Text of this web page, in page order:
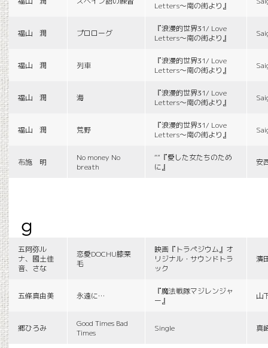
Letters〜南の街より』
福山 潤 プロローグ
『浪漫的世界31/ Love
Letters〜南の街より』
福山 潤 列車
『浪漫的世界31/ Love
Letters〜南の街より』
福山 潤 海
『浪漫的世界31/ Love
Letters〜南の街より』
福山 潤 荒野
『浪漫的世界31/ Love
Letters〜南の街より』
布施 明
No money No
breath
““『愛した女たちのため
に』
安
g
五阿弥ル
ナ、國土佳
音、さな
恋愛DOCHU膝栗
毛
映画『トラペジウム』オ
リジナル・サウンドトラ
ック
濱
五條真由美 永遠に…
『魔法戦隊マジレンジャ
ー』
山
郷ひろみ
Good Times Bad
Times
Single 真